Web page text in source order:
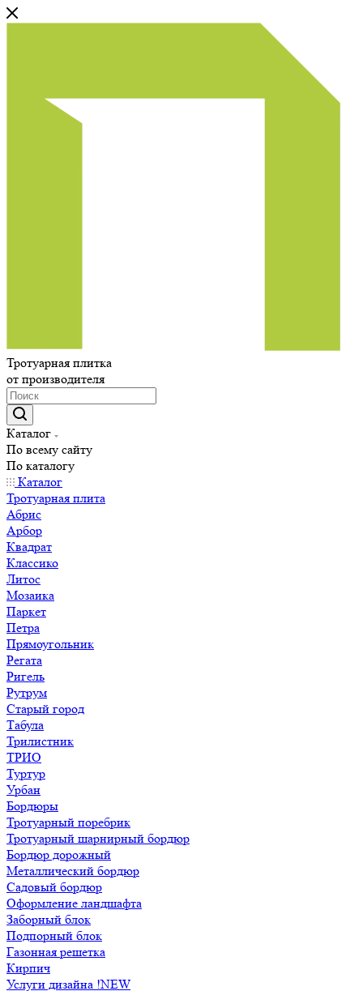
Тротуарная плитка
от производителя
Каталог
По всему сайту
По каталогу
Каталог
Тротуарная плита
Абрис
Арбор
Квадрат
Классико
Литос
Мозаика
Паркет
Петра
Прямоугольник
Регата
Ригель
Рутрум
Старый город
Табула
Трилистник
ТРИО
Туртур
Урбан
Бордюры
Тротуарный поребрик
Тротуарный шарнирный бордюр
Бордюр дорожный
Металлический бордюр
Садовый бордюр
Оформление ландшафта
Заборный блок
Подпорный блок
Газонная решетка
Кирпич
Услуги дизайна !NEW